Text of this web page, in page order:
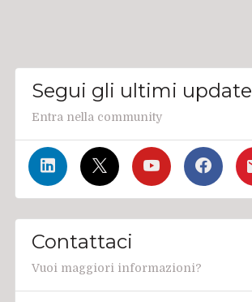
Segui gli ultimi update
Entra nella community
Contattaci
Vuoi maggiori informazioni?